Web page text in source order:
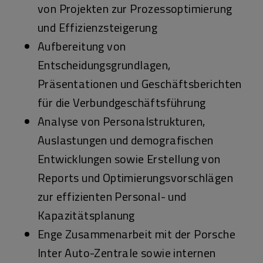
von Projekten zur Prozessoptimierung
und Effizienzsteigerung
Aufbereitung von
Entscheidungsgrundlagen,
Präsentationen und Geschäftsberichten
für die Verbundgeschäftsführung
Analyse von Personalstrukturen,
Auslastungen und demografischen
Entwicklungen sowie Erstellung von
Reports und Optimierungsvorschlägen
zur effizienten Personal- und
Kapazitätsplanung
Enge Zusammenarbeit mit der Porsche
Inter Auto-Zentrale sowie internen